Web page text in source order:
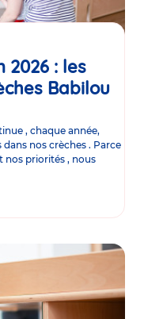
2026 : les
Babilou
, chaque année,
nos crèches . Parce
nos priorités , nous